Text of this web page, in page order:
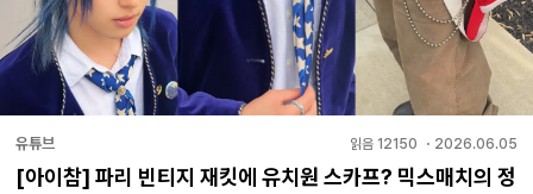
유튜브 읽음 12150 ・ 2026.06.05
[아이참] 파리 빈티지 재킷에 유치원 스카프? 믹스매치의 정